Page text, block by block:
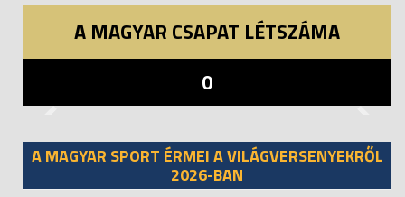
A MAGYAR CSAPAT LÉTSZÁMA
0
A MAGYAR SPORT ÉRMEI A VILÁGVERSENYEKRŐL
2026-BAN